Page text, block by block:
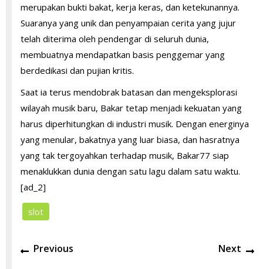
merupakan bukti bakat, kerja keras, dan ketekunannya.
Suaranya yang unik dan penyampaian cerita yang jujur ​​
telah diterima oleh pendengar di seluruh dunia,
membuatnya mendapatkan basis penggemar yang
berdedikasi dan pujian kritis.
Saat ia terus mendobrak batasan dan mengeksplorasi
wilayah musik baru, Bakar tetap menjadi kekuatan yang
harus diperhitungkan di industri musik. Dengan energinya
yang menular, bakatnya yang luar biasa, dan hasratnya
yang tak tergoyahkan terhadap musik, Bakar77 siap
menaklukkan dunia dengan satu lagu dalam satu waktu.
[ad_2]
slot
Post
navigation
Previous Next